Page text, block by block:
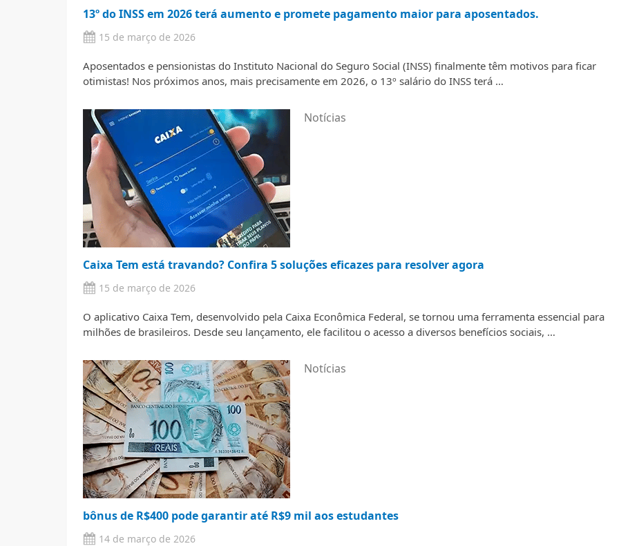
13º do INSS em 2026 terá aumento e promete pagamento maior para aposentados.
15 de março de 2026
Aposentados e pensionistas do Instituto Nacional do Seguro Social (INSS) finalmente têm motivos para ficar
otimistas! Nos próximos anos, mais precisamente em 2026, o 13º salário do INSS terá …
Notícias
Caixa Tem está travando? Confira 5 soluções eficazes para resolver agora
15 de março de 2026
O aplicativo Caixa Tem, desenvolvido pela Caixa Econômica Federal, se tornou uma ferramenta essencial para
milhões de brasileiros. Desde seu lançamento, ele facilitou o acesso a diversos benefícios sociais, …
Notícias
bônus de R$400 pode garantir até R$9 mil aos estudantes
14 de março de 2026